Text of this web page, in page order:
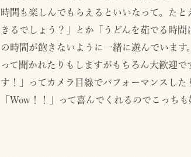
時間も楽しんでもらえるといいなって。た
きるでしょう？」とか「うどんを茹でる時
の時間が飽きないように一緒に遊んでいま
って聞かれたりもしますがもちろん大歓迎
す！」ってカメラ目線でパフォーマンスし
「Wow！！」って喜んでくれるのでこっちも